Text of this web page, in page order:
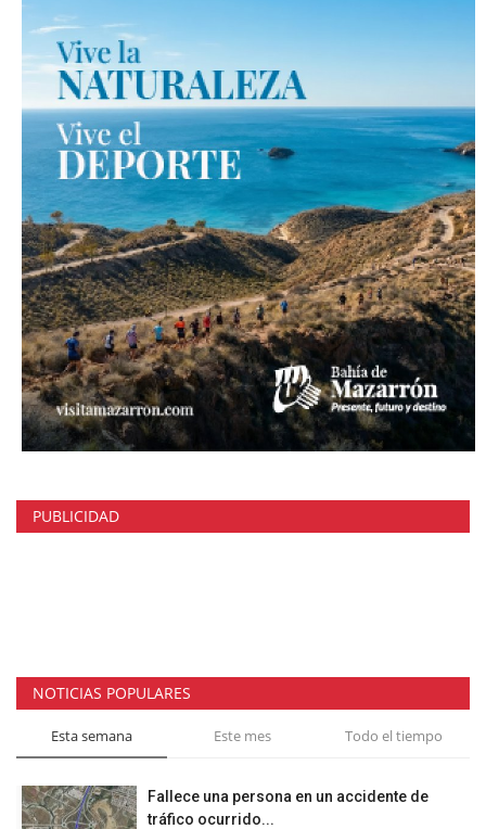
PUBLICIDAD
NOTICIAS POPULARES
Esta semana Este mes Todo el tiempo
Fallece una persona en un accidente de
tráfico ocurrido...